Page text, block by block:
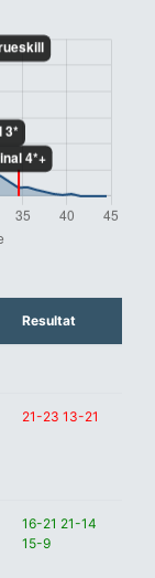
Resultat
21-23 13-21
16-21 21-14
15-9